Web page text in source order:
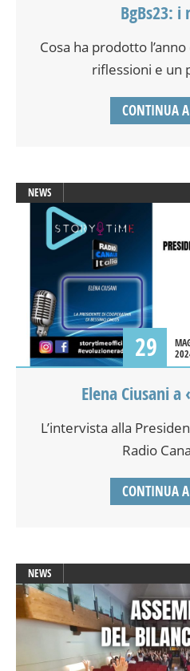
BgBs23:
Cosa ha prodotto
riflessioni e un
CONTINUA A
NEWS
29
Elena Ciusani
L’intervista alla
Radio
CONTINUA A
NEWS